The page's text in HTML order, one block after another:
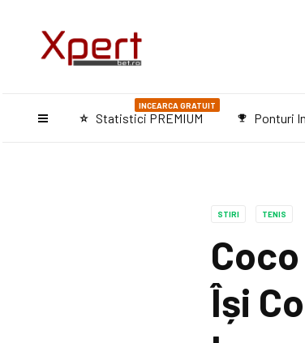
star_purple500 Statistici PREMIUM
INCEARCA GRATUIT
emoji_events Ponturi
STIRI TENIS
Își